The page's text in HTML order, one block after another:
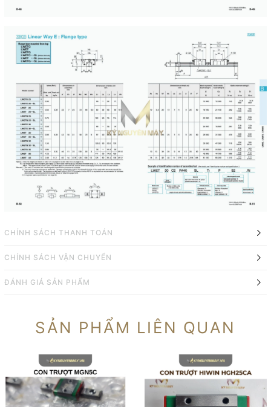
CHÍNH SÁCH THANH TOÁN
CHÍNH SÁCH VẬN CHUYỂN
ĐÁNH GIÁ SẢN PHẨM
SẢN PHẨM LIÊN QUAN